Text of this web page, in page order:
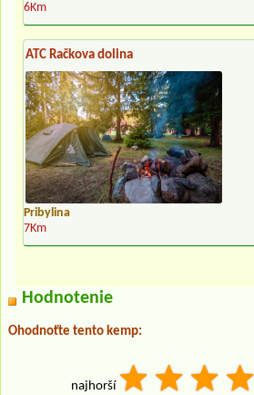
6Km
ATC Račkova dolina
Pribylina
7Km
Hodnotenie
Ohodnoťte tento kemp:
najhorší